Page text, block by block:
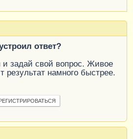
ответ?
и задай свой вопрос. Живое
результат намного быстрее.